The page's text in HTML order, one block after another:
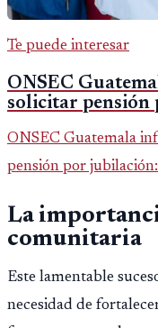
Te puede interesar
ONSEC
solicitar pensión
ONSEC Guatemala
pensión por
importar edad.
La
comunitaria
Este lamentable
necesidad de